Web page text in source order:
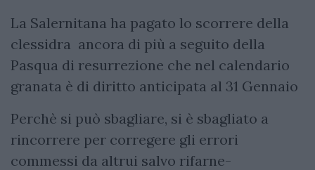
La Salernitana ha pagato lo scorrere della
clessidra ancora di più a seguito della
Pasqua di resurrezione che nel calendario
granata è di diritto anticipata al 31 Gennaio
Perchè si può sbagliare, si è sbagliato a
rincorrere per corregere gli errori
commessi da altrui salvo rifarne-